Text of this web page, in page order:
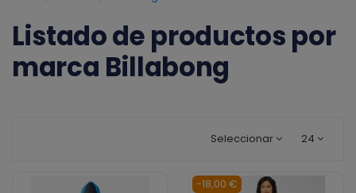
Listado de productos por
marca Billabong
Seleccionar 24
-18,00 €